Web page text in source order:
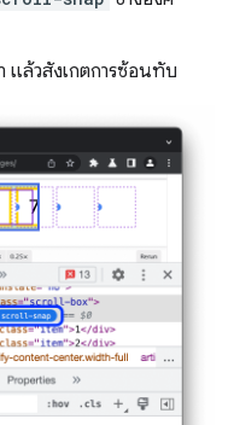
แล้วสังเกตการซ้อนทับ